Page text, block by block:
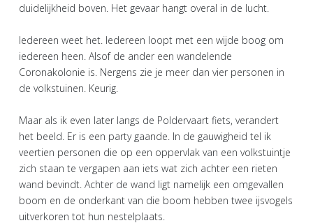
duidelijkheid boven. Het gevaar hangt overal in de lucht.
Iedereen weet het. Iedereen loopt met een wijde boog om
iedereen heen. Alsof de ander een wandelende
Coronakolonie is. Nergens zie je meer dan vier personen in
de volkstuinen. Keurig.
Maar als ik even later langs de Poldervaart fiets, verandert
het beeld. Er is een party gaande. In de gauwigheid tel ik
veertien personen die op een oppervlak van een volkstuintje
zich staan te vergapen aan iets wat zich achter een rieten
wand bevindt. Achter de wand ligt namelijk een omgevallen
boom en de onderkant van die boom hebben twee ijsvogels
uitverkoren tot hun nestelplaats.